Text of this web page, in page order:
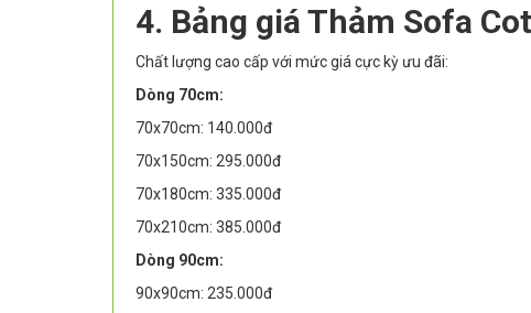
4. Bảng giá Thảm Sofa
Chất lượng cao cấp với mức giá cực kỳ ưu đãi:
Dòng 70cm:
70x70cm: 140.000đ
70x150cm: 295.000đ
70x180cm: 335.000đ
70x210cm: 385.000đ
Dòng 90cm:
90x90cm: 235.000đ